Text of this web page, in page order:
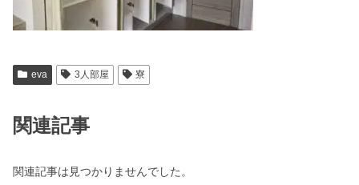
eva 3人部屋 寮
関連記事
関連記事は見つかりませんでした。